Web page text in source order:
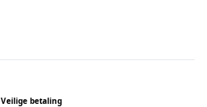
Veilige betaling